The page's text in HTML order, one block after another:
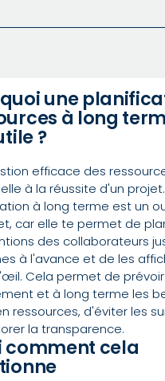
une
à long
?
efficace des
à la réussite d'un
à long terme est un
car elle te permet de
des collaborateurs
à l'avance et de les
Cela permet de prévoir
et à long terme les
ressources, d'éviter les
la transparence.
comment cela